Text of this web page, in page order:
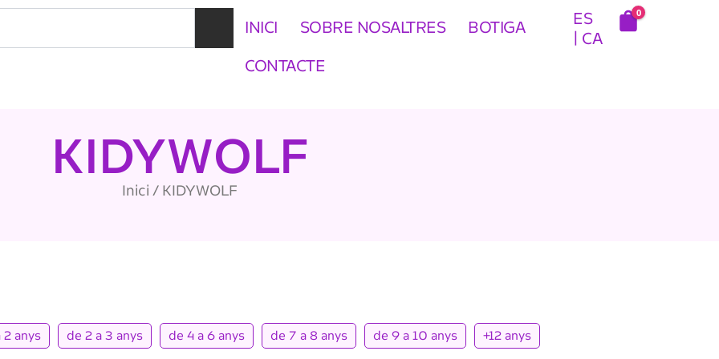
INICI SOBRE NOSALTRES
BOTIGA
CONTACTE
ES
CA
0
KIDYWOLF
Inici / KIDYWOLF
2 anys de 2 a 3 anys de 4 a 6 anys de 7 a 8 anys de 9 a 10 anys +12 anys